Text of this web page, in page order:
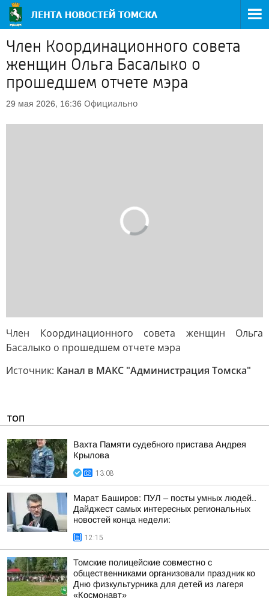
Член Координационного совета
женщин Ольга Басалыко о
прошедшем отчете мэра
29 мая 2026, 16:36 Официально
Член Координационного совета женщин Ольга
Басалыко о прошедшем отчете мэра
Источник: Канал в МАКС "Администрация Томска"
ТОП
Вахта Памяти судебного пристава Андрея
Крылова
13:08
Марат Баширов: ПУЛ – посты умных людей..
Дайджест самых интересных региональных
новостей конца недели:
12:15
Томские полицейские совместно с
общественниками организовали праздник ко
Дню физкультурника для детей из лагеря
«Космонавт»